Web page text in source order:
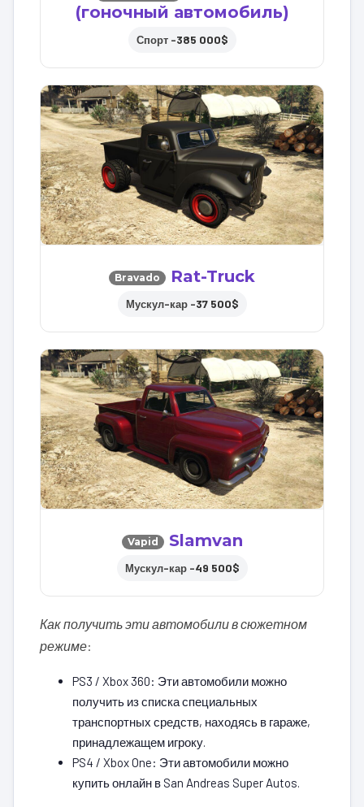
(гоночный автомобиль)
Спорт –385 000$
Bravado Rat-Truck
Мускул-кар –37 500$
Vapid Slamvan
Мускул-кар –49 500$
Как получить эти автомобили в сюжетном
режиме:
PS3 / Xbox 360: Эти автомобили можно
получить из списка специальных
транспортных средств, находясь в гараже,
принадлежащем игроку.
PS4 / Xbox One: Эти автомобили можно
купить онлайн в San Andreas Super Autos.